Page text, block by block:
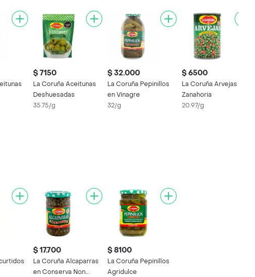
$ 7150
La Coruña Aceitunas
Deshuesadas
35.75/g
$ 32.000
La Coruña Pepinillos
en Vinagre
32/g
$ 6500
La Coruña Arvejas con
Zanahoria
20.97/g
$ 17.700
La Coruña Alcaparras
en Conserva Non
$ 8100
La Coruña Pepinillos
Agridulce